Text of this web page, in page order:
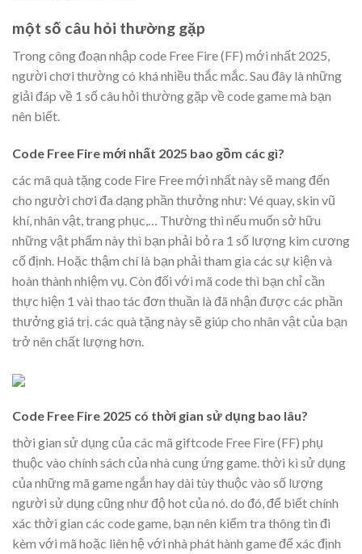
một số câu hỏi thường gặp
Trong công đoạn nhập code Free Fire (FF) mới nhất 2025,
người chơi thường có khá nhiều thắc mắc. Sau đây là những
giải đáp về 1 số câu hỏi thường gặp về code game mà bạn
nên biết.
Code Free Fire mới nhất 2025 bao gồm các gì?
các mã quà tặng code Fire Free mới nhất này sẽ mang đến
cho người chơi đa dạng phần thưởng như: Vé quay, skin vũ
khí, nhân vật, trang phục,… Thường thì nếu muốn sở hữu
những vật phẩm này thì bạn phải bỏ ra 1 số lượng kim cương
cố định. Hoặc thậm chí là bạn phải tham gia các sự kiện và
hoàn thành nhiệm vụ. Còn đối với mã code thì bạn chỉ cần
thực hiện 1 vài thao tác đơn thuần là đã nhận được các phần
thưởng giá trị. các quà tặng này sẽ giúp cho nhân vật của bạn
trở nên chất lượng hơn.
Code Free Fire 2025 có thời gian sử dụng bao lâu?
thời gian sử dụng của các mã giftcode Free Fire (FF) phụ
thuộc vào chính sách của nhà cung ứng game. thời kì sử dụng
của những mã game ngắn hay dài tùy thuộc vào số lượng
người sử dụng cũng như độ hot của nó. do đó, để biết chính
xác thời gian các code game, bạn nên kiểm tra thông tin đi
kèm với mã hoặc liên hệ với nhà phát hành game để xác định